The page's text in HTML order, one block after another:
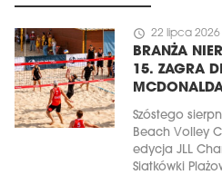
schedule 22 lipca 2026
BRANŻA
15. ZAGRA
Szóstego
Beach Volley
edycja JLL
Siatkówki